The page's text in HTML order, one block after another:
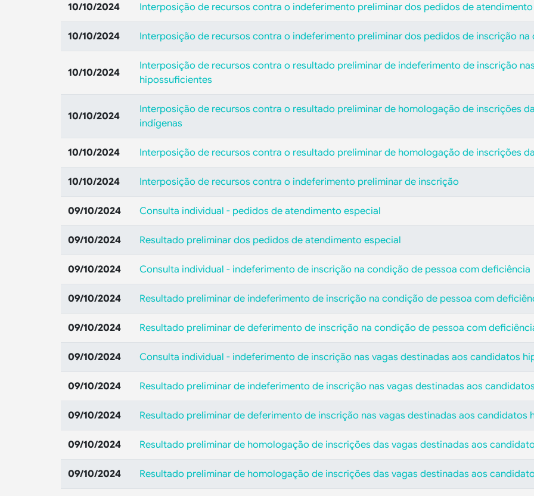
10/10/2024 Interposição de recursos contra o indeferimento preliminar dos pedidos de
10/10/2024 Interposição de recursos contra o indeferimento preliminar dos pedidos de inscrição
10/10/2024
Interposição de recursos contra o resultado preliminar de indeferimento de inscrição
hipossuficientes
10/10/2024
Interposição de recursos contra o resultado preliminar de homologação de inscrições
indígenas
10/10/2024 Interposição de recursos contra o resultado preliminar de homologação de inscrições
10/10/2024 Interposição de recursos contra o indeferimento preliminar de inscrição
09/10/2024 Consulta individual - pedidos de atendimento especial
09/10/2024 Resultado preliminar dos pedidos de atendimento especial
09/10/2024 Consulta individual - indeferimento de inscrição na condição de pessoa com deficiência
09/10/2024 Resultado preliminar de indeferimento de inscrição na condição de pessoa com
09/10/2024 Resultado preliminar de deferimento de inscrição na condição de pessoa com
09/10/2024 Consulta individual - indeferimento de inscrição nas vagas destinadas aos candidatos
09/10/2024 Resultado preliminar de indeferimento de inscrição nas vagas destinadas aos
09/10/2024 Resultado preliminar de deferimento de inscrição nas vagas destinadas aos candidatos
09/10/2024 Resultado preliminar de homologação de inscrições das vagas destinadas aos
09/10/2024 Resultado preliminar de homologação de inscrições das vagas destinadas aos